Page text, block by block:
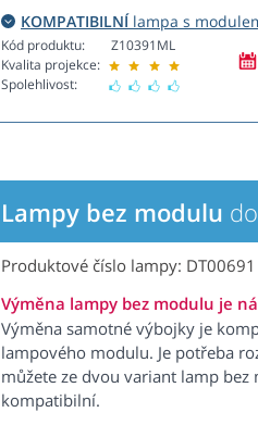
KOMPATIBILNÍlampa s
Kód produktu:
Kvalita projekce:
Spolehlivost:
Z10391ML
Lampy bez modulu
Produktové číslo lampy: DT00691
Výměna lampy bez modulu je
Výměna samotné výbojky je
lampového modulu. Je potřeba
můžete ze dvou variant lamp
kompatibilní.